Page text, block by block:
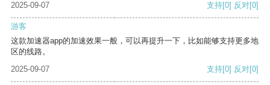
2025-09-07 支持[0] 反对[0]
游客
这款加速器app的加速效果一般，可以再提升一下，比如能够支持更多地
区的线路。
2025-09-07
支持[0] 反对[0]